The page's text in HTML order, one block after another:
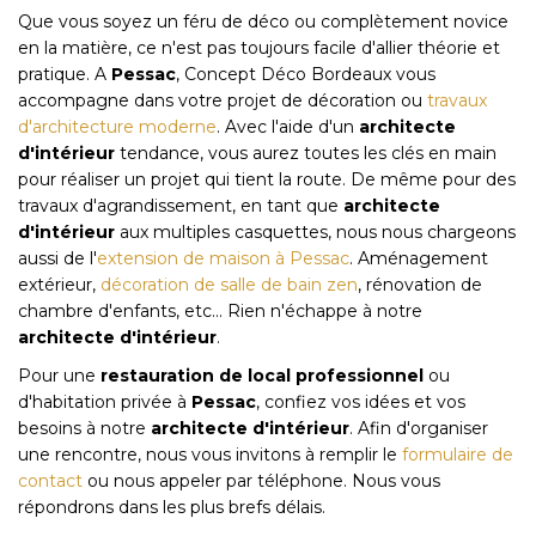
Que vous soyez un féru de déco ou complètement novice
en la matière, ce n'est pas toujours facile d'allier théorie et
pratique. A Pessac, Concept Déco Bordeaux vous
accompagne dans votre projet de décoration ou travaux
d'architecture moderne. Avec l'aide d'un architecte
d'intérieur tendance, vous aurez toutes les clés en main
pour réaliser un projet qui tient la route. De même pour des
travaux d'agrandissement, en tant que architecte
d'intérieur aux multiples casquettes, nous nous chargeons
aussi de l'extension de maison à Pessac. Aménagement
extérieur, décoration de salle de bain zen, rénovation de
chambre d'enfants, etc... Rien n'échappe à notre
architecte d'intérieur.
Pour une restauration de local professionnel ou
d'habitation privée à Pessac, confiez vos idées et vos
besoins à notre architecte d'intérieur. Afin d'organiser
une rencontre, nous vous invitons à remplir le formulaire de
contact ou nous appeler par téléphone. Nous vous
répondrons dans les plus brefs délais.